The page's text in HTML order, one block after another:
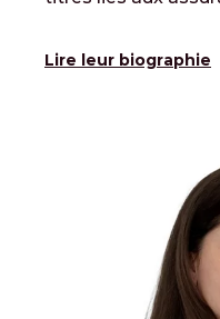
Lire leur biographie